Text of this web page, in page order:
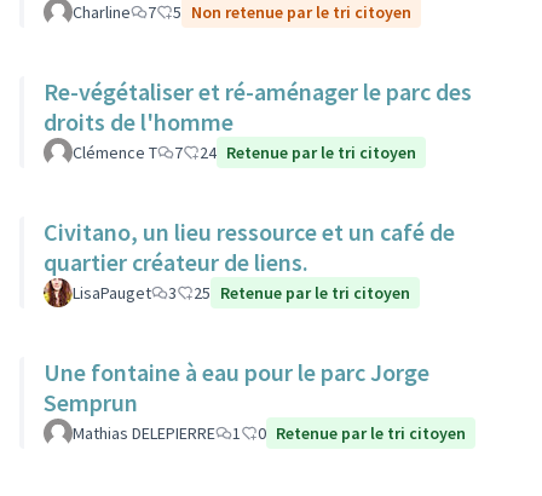
Charline 7 5 Non retenue par le tri citoyen
Re-végétaliser et ré-aménager le parc des
droits de l'homme
Clémence T 7 24 Retenue par le tri citoyen
Civitano, un lieu ressource et un café de
quartier créateur de liens.
LisaPauget 3 25 Retenue par le tri citoyen
Une fontaine à eau pour le parc Jorge
Semprun
Mathias DELEPIERRE 1 0 Retenue par le tri citoyen